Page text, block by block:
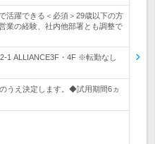
活躍できる＜必須＞29歳以下の方
業の経験、社内他部署とも調整で
1 ALLIANCE3F・4F ※転勤なし
うえ決定します。◆試用期間6ヵ